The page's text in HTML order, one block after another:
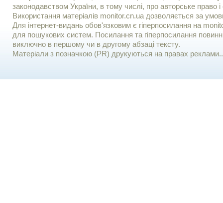
законодавством України, в тому числі, про авторське право і
Використання матерiалiв monitor.cn.ua дозволяється за
Для iнтернет-видань обов'язковим є гiперпосилання на
для пошукових систем. Посилання та гіперпосилання
виключно в першому чи в другому абзаці тексту.
Матеріали з позначкою (PR) друкуються на правах реклами..